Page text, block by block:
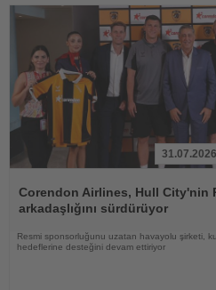
Oku
31.07.2026
Corendon Airlines, Hull City'nin
arkadaşlığını sürdürüyor
Resmi sponsorluğunu uzatan havayolu şirketi,
hedeflerine desteğini devam ettiriyor